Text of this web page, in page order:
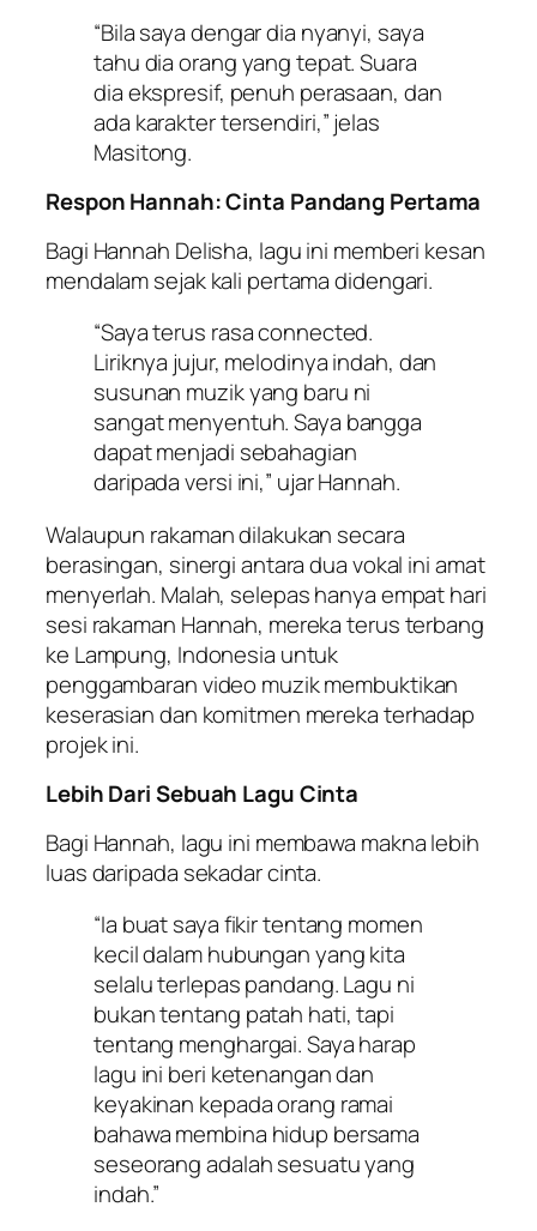
“Bila saya dengar dia nyanyi, saya
tahu dia orang yang tepat. Suara
dia ekspresif, penuh perasaan, dan
ada karakter tersendiri,” jelas
Masitong.
Respon Hannah: Cinta Pandang Pertama
Bagi Hannah Delisha, lagu ini memberi kesan
mendalam sejak kali pertama didengari.
“Saya terus rasa connected.
Liriknya jujur, melodinya indah, dan
susunan muzik yang baru ni
sangat menyentuh. Saya bangga
dapat menjadi sebahagian
daripada versi ini,” ujar Hannah.
Walaupun rakaman dilakukan secara
berasingan, sinergi antara dua vokal ini amat
menyerlah. Malah, selepas hanya empat hari
sesi rakaman Hannah, mereka terus terbang
ke Lampung, Indonesia untuk
penggambaran video muzik membuktikan
keserasian dan komitmen mereka terhadap
projek ini.
Lebih Dari Sebuah Lagu Cinta
Bagi Hannah, lagu ini membawa makna lebih
luas daripada sekadar cinta.
“Ia buat saya fikir tentang momen
kecil dalam hubungan yang kita
selalu terlepas pandang. Lagu ni
bukan tentang patah hati, tapi
tentang menghargai. Saya harap
lagu ini beri ketenangan dan
keyakinan kepada orang ramai
bahawa membina hidup bersama
seseorang adalah sesuatu yang
indah.”